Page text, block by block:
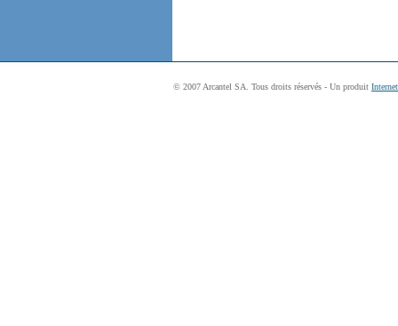
© 2007 Arcantel SA. Tous droits réservés - Un produit